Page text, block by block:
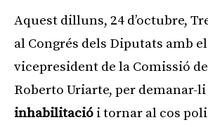
Aquest dilluns, 24 d’octubre,
al Congrés dels Diputats amb el
vicepresident de la Comissió
Roberto Uriarte, per demanar-li
inhabilitació i tornar al cos